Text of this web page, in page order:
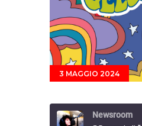
3 MAGGIO 2024
Newsroom